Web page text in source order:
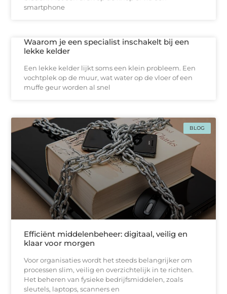
smartphone
Waarom je een specialist inschakelt bij een
lekke kelder
Een lekke kelder lijkt soms een klein probleem. Een
vochtplek op de muur, wat water op de vloer of een
muffe geur worden al snel
BLOG
Efficiënt middelenbeheer: digitaal, veilig en
klaar voor morgen
Voor organisaties wordt het steeds belangrijker om
processen slim, veilig en overzichtelijk in te richten.
Het beheren van fysieke bedrijfsmiddelen, zoals
sleutels, laptops, scanners en